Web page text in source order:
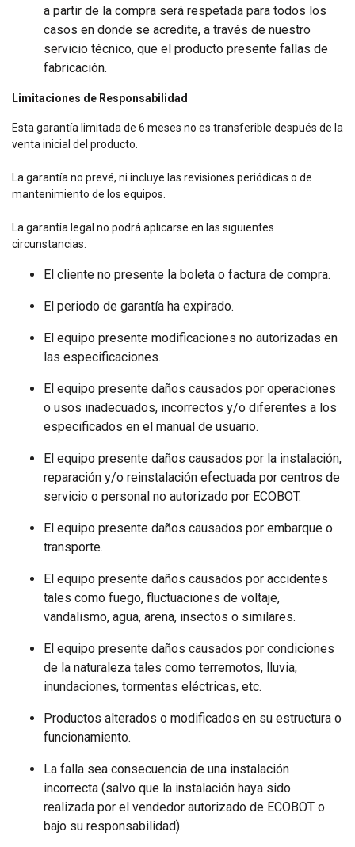
a partir de la compra será respetada para todos los
casos en donde se acredite, a través de nuestro
servicio técnico, que el producto presente fallas de
fabricación.
Limitaciones de Responsabilidad
Esta garantía limitada de 6 meses no es transferible después de la
venta inicial del producto.
La garantía no prevé, ni incluye las revisiones periódicas o de
mantenimiento de los equipos.
La garantía legal no podrá aplicarse en las siguientes
circunstancias:
El cliente no presente la boleta o factura de compra.
El periodo de garantía ha expirado.
El equipo presente modificaciones no autorizadas en
las especificaciones.
El equipo presente daños causados por operaciones
o usos inadecuados, incorrectos y/o diferentes a los
especificados en el manual de usuario.
El equipo presente daños causados por la instalación,
reparación y/o reinstalación efectuada por centros de
servicio o personal no autorizado por ECOBOT.
El equipo presente daños causados por embarque o
transporte.
El equipo presente daños causados por accidentes
tales como fuego, fluctuaciones de voltaje,
vandalismo, agua, arena, insectos o similares.
El equipo presente daños causados por condiciones
de la naturaleza tales como terremotos, lluvia,
inundaciones, tormentas eléctricas, etc.
Productos alterados o modificados en su estructura o
funcionamiento.
La falla sea consecuencia de una instalación
incorrecta (salvo que la instalación haya sido
realizada por el vendedor autorizado de ECOBOT o
bajo su responsabilidad).